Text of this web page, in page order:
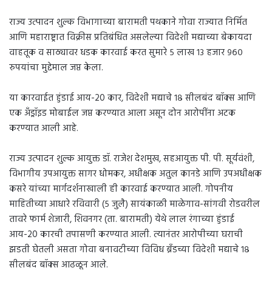
राज्य उत्पादन शुल्क विभागाच्या बारामती पथकाने गोवा राज्यात निर्मित
आणि महाराष्ट्रात विक्रीस प्रतिबंधित असलेल्या विदेशी मद्याच्या बेकायदा
वाहतूक व साठ्यावर धडक कारवाई करत सुमारे ५ लाख १३ हजार ९६०
रुपयांचा मुद्देमाल जप्त केला.
या कारवाईत हुंडाई आय-20 कार, विदेशी मद्याचे १८ सीलबंद बॉक्स आणि
एक अँड्रॉइड मोबाईल जप्त करण्यात आला असून दोन आरोपींना अटक
करण्यात आली आहे.
राज्य उत्पादन शुल्क आयुक्त डॉ. राजेश देशमुख, सहआयुक्त पी. पी. सूर्यवंशी,
विभागीय उपआयुक्त सागर धोमकर, अधीक्षक अतुल कानडे आणि उपअधीक्षक
कसरे यांच्या मार्गदर्शनाखाली ही कारवाई करण्यात आली. गोपनीय
माहितीच्या आधारे रविवारी (५ जुलै) सायंकाळी माळेगाव-सांगवी रोडवरील
तावरे फार्म शेजारी, शिवनगर (ता. बारामती) येथे लाल रंगाच्या हुंडाई
आय-20 कारची तपासणी करण्यात आली. त्यानंतर आरोपीच्या घराची
झडती घेतली असता गोवा बनावटीच्या विविध ब्रँडच्या विदेशी मद्याचे १८
सीलबंद बॉक्स आढळून आले.